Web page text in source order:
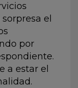
sorpresa el
por
.
a estar el